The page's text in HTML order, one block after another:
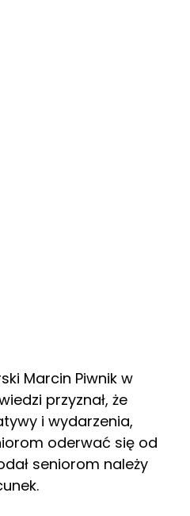
Marcin Piwnik w
przyznał, że
i wydarzenia,
oderwać się od
seniorom należy